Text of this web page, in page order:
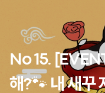
No 15.
해?🐾 내 새꾸